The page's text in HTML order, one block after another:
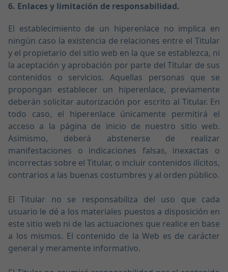
6. Enlaces y limitación de responsabilidad.
El establecimiento de un hiperenlace no implica en
ningún caso la existencia de relaciones entre el Titular
y el propietario del sitio web en la que se establezca, ni
la aceptación y aprobación por parte del Titular de sus
contenidos o servicios. Aquellas personas que se
propongan establecer un hiperenlace, previamente
deberán solicitar autorización por escrito al Titular. En
todo caso, el hiperenlace únicamente permitirá el
acceso a la página de inicio de nuestro sitio web.
Asimismo, deberá abstenerse de realizar
manifestaciones o indicaciones falsas, inexactas o
incorrectas sobre el Titular, o incluir contenidos ilícitos,
contrarios a las buenas costumbres y al orden público.
El Titular no se responsabiliza del uso que cada
usuario le dé a los materiales puestos a disposición en
este sitio web ni de las actuaciones que realice en base
a los mismos. El contenido de la Web es de carácter
general y meramente informativo.